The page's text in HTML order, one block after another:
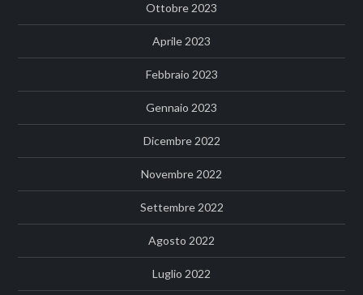
Ottobre 2023
Aprile 2023
Febbraio 2023
Gennaio 2023
Dicembre 2022
Novembre 2022
Settembre 2022
Agosto 2022
Luglio 2022